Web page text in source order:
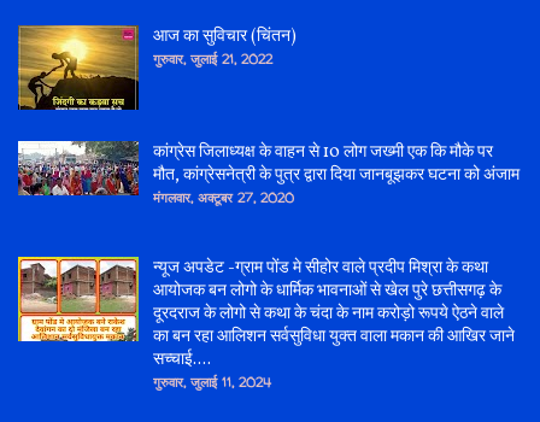
आज का सुविचार (चिंतन)
गुरुवार, जुलाई 21, 2022
कांग्रेस जिलाध्यक्ष के वाहन से 10 लोग जख्मी एक कि मौके पर
मौत, कांग्रेसनेत्री के पुत्र द्वारा दिया जानबूझकर घटना को अंजाम
मंगलवार, अक्टूबर 27, 2020
न्यूज अपडेट -ग्राम पोंड मे सीहोर वाले प्रदीप मिश्रा के कथा
आयोजक बन लोगो के धार्मिक भावनाओं से खेल पुरे छत्तीसगढ़ के
दूरदराज के लोगो से कथा के चंदा के नाम करोड़ो रूपये ऐठने वाले
का बन रहा आलिशन सर्वसुविधा युक्त वाला मकान की आखिर जाने
सच्चाई....
गुरुवार, जुलाई 11, 2024